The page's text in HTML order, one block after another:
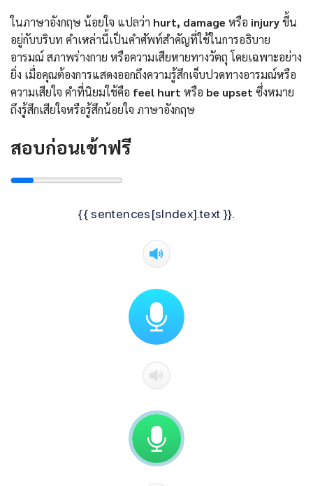
ในภาษาอังกฤษ น้อยใจ แปลว่า hurt, damage หรือ injuryขึ้น
อยู่กับบริบท คำเหล่านี้เป็นคำศัพท์สำคัญที่ใช้ในการอธิบาย
อารมณ์ สภาพร่างกาย หรือความเสียหายทางวัตถุ โดยเฉพาะอย่าง
ยิ่ง เมื่อคุณต้องการแสดงออกถึงความรู้สึกเจ็บปวดทางอารมณ์หรือ
ความเสียใจ คำที่นิยมใช้คือ feel hurt หรือ be upset ซึ่งหมาย
ถึงรู้สึกเสียใจหรือรู้สึกน้อยใจ ภาษาอังกฤษ
สอบก่อนเข้าฟรี
{{ sentences[sIndex].text }}.